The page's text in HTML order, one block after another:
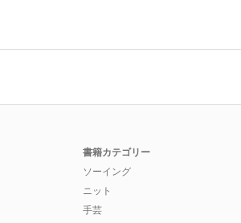
書籍カテゴリー
ソーイング
ニット
手芸